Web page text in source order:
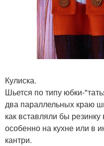
Кулиска.
Шьется по типу юбки-
два параллельных краю
как вставляли бы
особенно на кухне или в
кантри.